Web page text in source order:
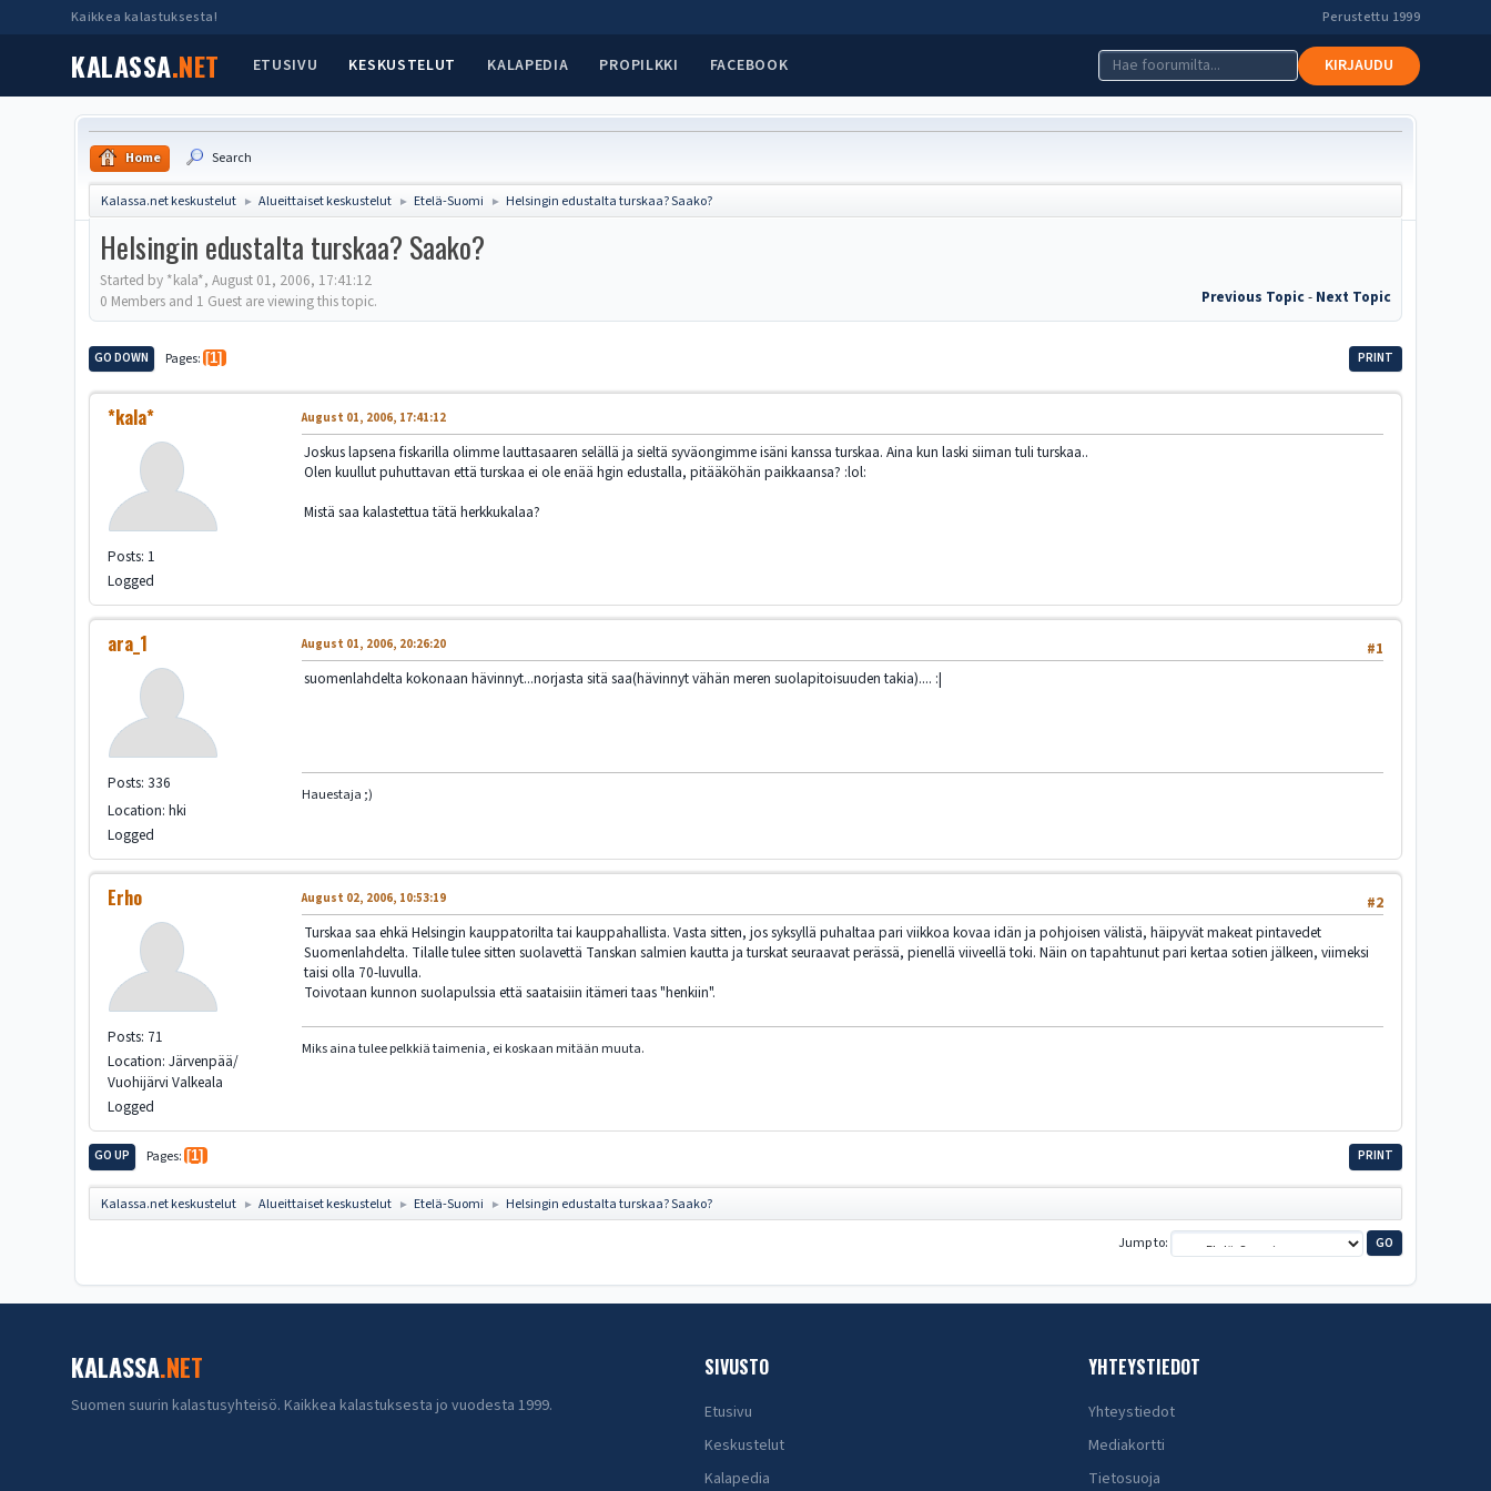
Kaikkea kalastuksesta! Perustettu 1999
KALASSA.NET ETUSIVU KESKUSTELUT KALAPEDIA PROPILKKI FACEBOOK KIRJAUDU
Home Search
Kalassa.net keskustelut ► Alueittaiset keskustelut ► Etelä-Suomi ► Helsingin edustalta turskaa? Saako?
Helsingin edustalta turskaa? Saako?
Started by *kala*, August 01, 2006, 17:41:12
Previous Topic- Next Topic
0 Members and 1 Guest are viewing this topic.
PRINT
GO DOWN Pages 1
*kala*
Posts: 1
Logged
August 01, 2006, 17:41:12
Joskus lapsena fiskarilla olimme lauttasaaren selällä ja sieltä syväongimme isäni kanssa turskaa. Aina kun laski siiman tuli turskaa..
Olen kuullut puhuttavan että turskaa ei ole enää hgin edustalla, pitääköhän paikkaansa? :lol:
Mistä saa kalastettua tätä herkkukalaa?
ara_1
Posts: 336
Location: hki
Logged
#1
August 01, 2006, 20:26:20
suomenlahdelta kokonaan hävinnyt...norjasta sitä saa(hävinnyt vähän meren suolapitoisuuden takia).... :|
Hauestaja ;)
Erho
Posts: 71
Location: Järvenpää/
Vuohijärvi Valkeala
Logged
#2
August 02, 2006, 10:53:19
Turskaa saa ehkä Helsingin kauppatorilta tai kauppahallista. Vasta sitten, jos syksyllä puhaltaa pari viikkoa kovaa idän ja pohjoisen välistä, häipyvät makeat pintavedet
Suomenlahdelta. Tilalle tulee sitten suolavettä Tanskan salmien kautta ja turskat seuraavat perässä, pienellä viiveellä toki. Näin on tapahtunut pari kertaa sotien jälkeen, viimeksi
taisi olla 70-luvulla.
Toivotaan kunnon suolapulssia että saataisiin itämeri taas "henkiin".
Miks aina tulee pelkkiä taimenia, ei koskaan mitään muuta.
PRINT
GO UP Pages 1
Kalassa.net keskustelut ► Alueittaiset keskustelut ► Etelä-Suomi ► Helsingin edustalta turskaa? Saako?
Jump to
KALASSA.NET
Suomen suurin kalastusyhteisö. Kaikkea kalastuksesta jo vuodesta 1999.
SIVUSTO
Etusivu
Keskustelut
Kalapedia
YHTEYSTIEDOT
Yhteystiedot
Mediakortti
Tietosuoja